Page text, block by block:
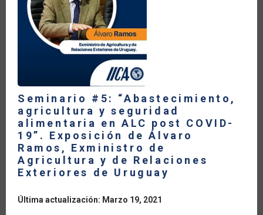
Seminario #5: “Abastecimiento,
agricultura y seguridad
alimentaria en ALC post COVID-
19”. Exposición de Álvaro
Ramos, Exministro de
Agricultura y de Relaciones
Exteriores de Uruguay
Última actualización: Marzo 19, 2021